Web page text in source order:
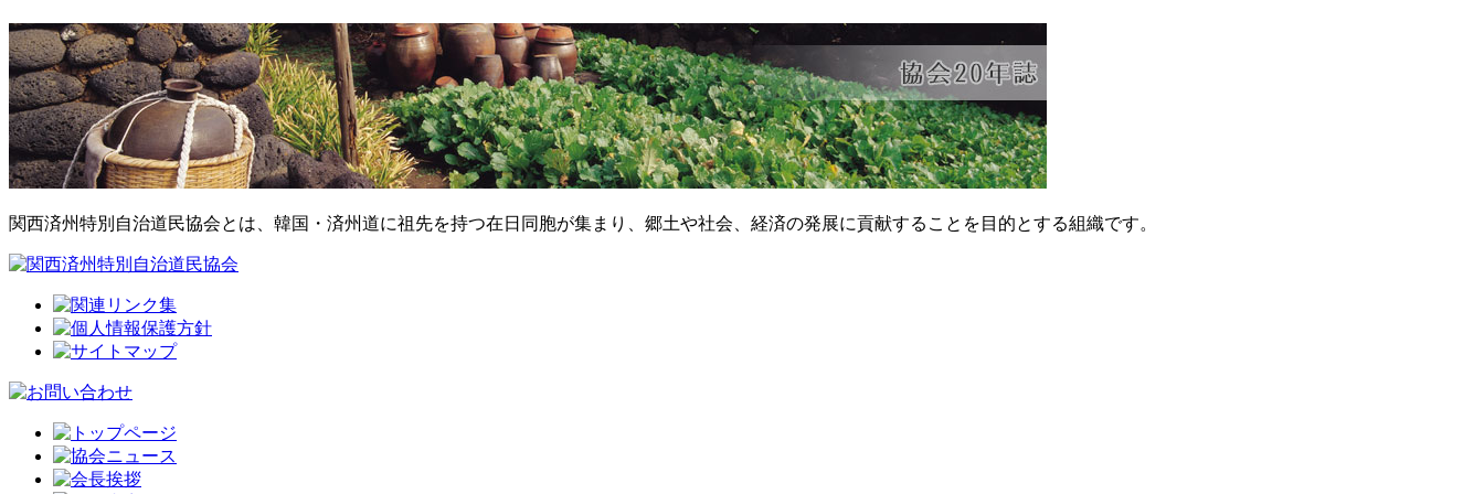
関西済州特別自治道民協会とは、韓国・済州道に祖先を持つ在日同胞が集まり、郷土や社会、経済の発展に貢献することを目的とする組織です。